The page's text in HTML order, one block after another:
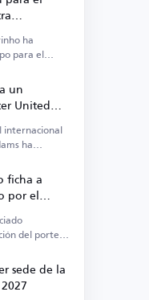
ha
para el
un
United
fija su
internacional
ha
ficha a
por el
del portero
sede de la